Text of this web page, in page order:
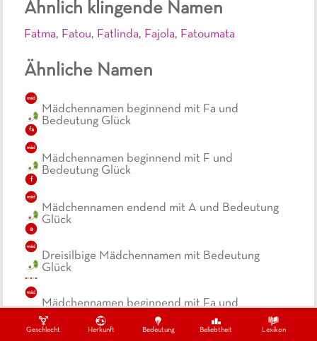
Geschlecht Herkunft Bedeutung Beliebtheit Lexikon
Ähnlich klingende Namen
Fatma, Fatou, Fatlinda, Fajola, Fatoumata
Ähnliche Namen
mäd
fa
Mädchennamen beginnend mit Fa und
Bedeutung Glück
mäd
f
Mädchennamen beginnend mit F und
Bedeutung Glück
mäd
a
Mädchennamen endend mit A und Bedeutung
Glück
mäd
Dreisilbige Mädchennamen mit Bedeutung
Glück
mäd
Mädchennamen beginnend mit Fa und
Bedeutung Schicksal